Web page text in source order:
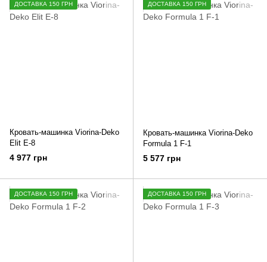
ДОСТАВКА 150 ГРН
Кровать-машинка Viorina-Deko
Elit E-8
4 977 грн
ДОСТАВКА 150 ГРН
Кровать-машинка Viorina-Deko
Formula 1 F-1
5 577 грн
ДОСТАВКА 150 ГРН ДОСТАВКА 150 ГРН